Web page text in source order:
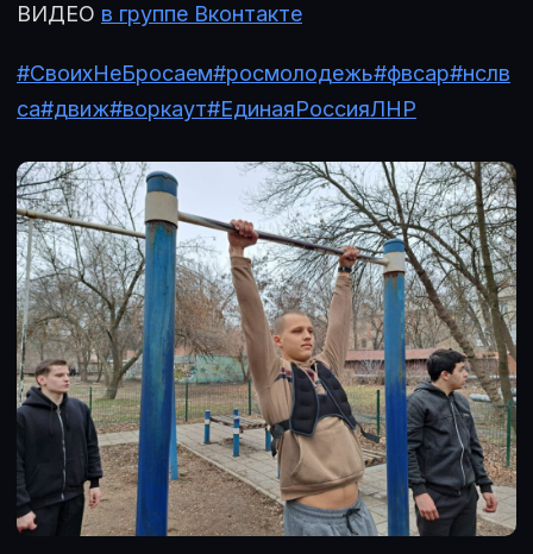
ВИДЕО в группе Вконтакте
#СвоихНеБросаем#росмолодежь#фвсар#нслв
са#движ#воркаут#ЕдинаяРоссияЛНР